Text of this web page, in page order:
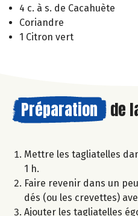
4 c. à s. de Cacahuète
Coriandre
1 Citron vert
Préparation de
Mettre les tagliatelles
1 h.
Faire revenir dans un
dés (ou les crevettes)
Ajouter les tagliatelles